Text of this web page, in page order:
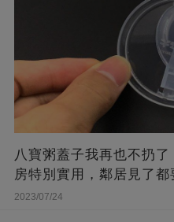
八寶粥蓋子我再也不扔
房特別實用，鄰居見了都
2023/07/24